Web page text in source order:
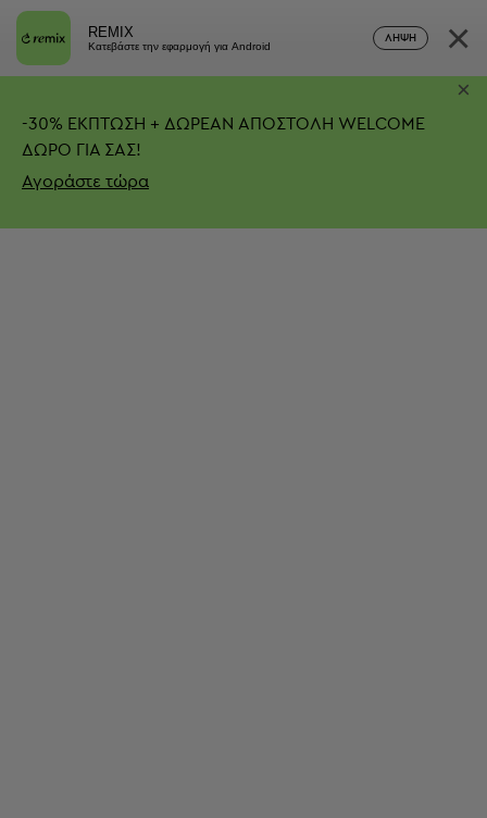
REMIX
Κατεβάστε την εφαρμογή για Android
ΛΉΨΗ ×
-30% ΕΚΠΤΩΣΗ + ΔΩΡΕΑΝ ΑΠΟΣΤΟΛΗ WELCOME
ΔΩΡΟ ΓΙΑ ΣΑΣ!
Αγοράστε τώρα
×